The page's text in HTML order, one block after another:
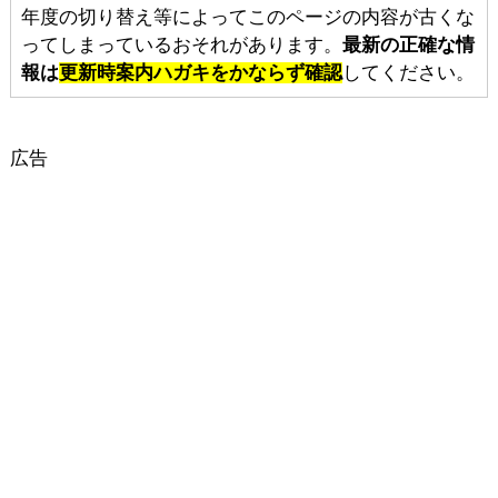
年度の切り替え等によってこのページの内容が古くな
ってしまっているおそれがあります。 最新の正確な情
報は更新時案内ハガキをかならず確認してください。
広告